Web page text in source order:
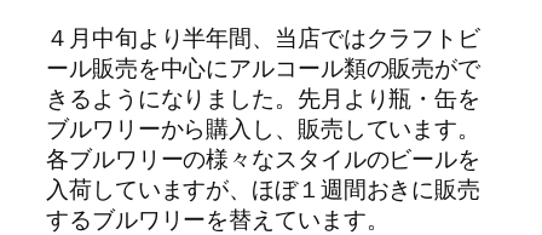
４月中旬より半年間、当店ではクラフトビ
ール販売を中心にアルコール類の販売がで
きるようになりました。先月より瓶・缶を
ブルワリーから購入し、販売しています。
各ブルワリーの様々なスタイルのビールを
入荷していますが、ほぼ１週間おきに販売
するブルワリーを替えています。